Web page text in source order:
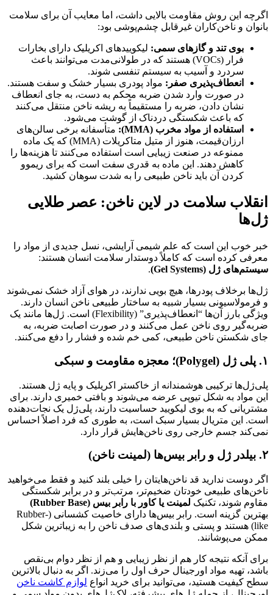
اگرچه این روش مقاومت بالایی داشت، اما معایب آن برای سلامت
بانوان و ناخن‌کاران غیرقابل چشم‌پوشی بود:
بوی تند و گازهای سمی: لیکوییدهای اکریلیک دارای بخارات
فرار (VOCs) هستند که در طولانی‌مدت می‌توانند باعث
سردرد و آسیب به سیستم تنفسی شوند.
انعطاف‌پذیری صفر: مواد پودری بسیار خشک و سفت هستند.
در صورت وارد شدن ضربه محکم به دست، به جای انعطاف
نشان دادن، ضربه را مستقیماً به ریشه ناخن منتقل می‌کنند
که باعث شکستگی دردناک از گوشت می‌شود.
استفاده از مواد مخرب (MMA):
متأسفانه برخی سالن‌های
ارزان‌قیمت، هنوز از متیل متاکریلات (MMA) که یک ماده
ممنوعه در صنعت زیبایی است استفاده می‌کنند تا هزینه‌ها را
کاهش دهند. این ماده به قدری سفت است که برای ریموو
کردن آن باید ناخن طبیعی را به شدت سوهان کشید.
انقلاب سلامت در لاین ناخن: عصر طلایی
ژل‌ها
خبر خوب این است که علم شیمی آرایشی، نسل جدیدی از مواد را
معرفی کرده است که کاملاً دوستدار سلامت انسان هستند:
سیستم‌های ژل (Gel Systems)
.
ژل‌ها برخلاف پودرها، هیچ بویی ندارند، در هوای آزاد خشک نمی‌شوند
و فرمولاسیونی بسیار شبیه به ساختار طبیعی ناخن انسان دارند.
ویژگی بارز آن‌ها “انعطاف‌پذیری” (Flexibility) است. ژل‌ها مانند یک
ضربه‌گیر روی ناخن عمل می‌کنند و در صورت اصابت ضربه، به
جای شکستن ناخن طبیعی، کمی خم شده و فشار را دفع می‌کنند.
۱. پلی ژل (Polygel)؛ معجزه مقاومت و سبکی
پلی‌ژل‌ها ترکیبی هوشمندانه از خاکستر اکریلیک و پایه ژل هستند.
این مواد به شکل تیوپی عرضه می‌شوند و بافتی خمیری دارند. برای
مشتریانی که به بوی لیکویید حساسیت دارند، پلی‌ژل یک نجات‌دهنده
است. این متریال بسیار سبک است، به طوری که فرد اصلاً احساس
نمی‌کند جسم خارجی روی ناخن‌هایش قرار دارد.
۲. بیلدر ژل و رابر بیس‌ها (لمینت ناخن)
اگر دوست ندارید قد ناخن‌هایتان را خیلی بلند کنید و فقط می‌خواهید
ناخن‌های طبیعی خودتان ضخیم‌تر، مرتب‌تر و در برابر شکستگی
مقاوم شوند، تکنیک لمینت یا کاور با رابر بیس (Rubber Base)
بهترین گزینه است. رابر بیس‌ها دارای خاصیت کشسانی (Rubber-
like) هستند و پستی و بلندی‌های صدف ناخن را به زیباترین شکل
ممکن می‌پوشانند.
برای آنکه نتیجه کار هم از نظر زیبایی و هم از نظر دوام بی‌نقص
باشد، تهیه مواد اورجینال حرف اول را می‌زند. اگر به دنبال بالاترین
سطح کیفیت هستید، می‌توانید برای خرید انواع لوازم کاشت ناخن